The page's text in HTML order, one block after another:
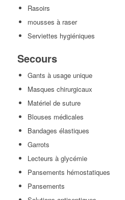
Rasoirs
mousses à raser
Serviettes hygiéniques
Secours
Gants à usage unique
Masques chirurgicaux
Matériel de suture
Blouses médicales
Bandages élastiques
Garrots
Lecteurs à glycémie
Pansements hémostatiques
Pansements